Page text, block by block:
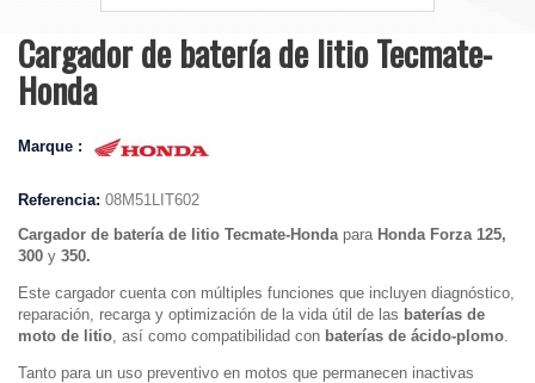
Cargador de batería de litio Tecmate-
Honda
Marque :
Referencia: 08M51LIT602
Cargador de batería de litio Tecmate-Hondapara Honda Forza 125,
300 y 350.
Este cargador cuenta con múltiples funciones que incluyen diagnóstico,
reparación, recarga y optimización de la vida útil de las baterías de
moto de litio, así como compatibilidad con baterías de ácido-plomo.
Tanto para un uso preventivo en motos que permanecen inactivas